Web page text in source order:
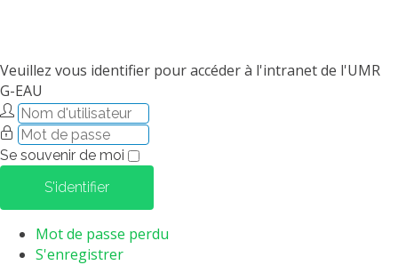
NOTES THÉMATIQUES
Veuillez vous identifier pour accéder à l'intranet de l'UMR
G-EAU
Se souvenir de moi
S'identifier
Mot de passe perdu
S'enregistrer